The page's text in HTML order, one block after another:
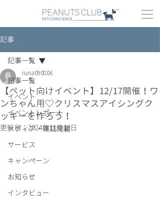
記事
記事一覧
イベント
イベントレポート
メディア・雑誌掲載
サービス
キャンペーン
お知らせ
インタビュー
記事一覧
【ペット向けイベント】12/17開催！ワ
ンちゃん用♡クリスマスアイシングク
ッキーを作ろう！
runa090806
更新日：2024年11月18日